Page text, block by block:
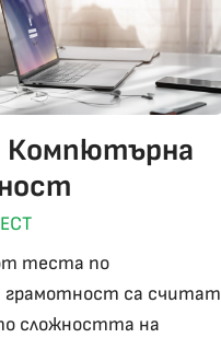
Компютърна
теста по
са считат
сложността на